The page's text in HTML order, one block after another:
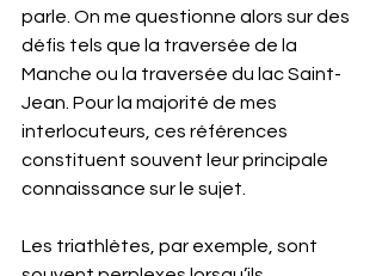
parle. On me questionne alors sur des
défis tels que la traversée de la
Manche ou la traversée du lac Saint-
Jean. Pour la majorité de mes
interlocuteurs, ces références
constituent souvent leur principale
connaissance sur le sujet.
Les triathlètes, par exemple, sont